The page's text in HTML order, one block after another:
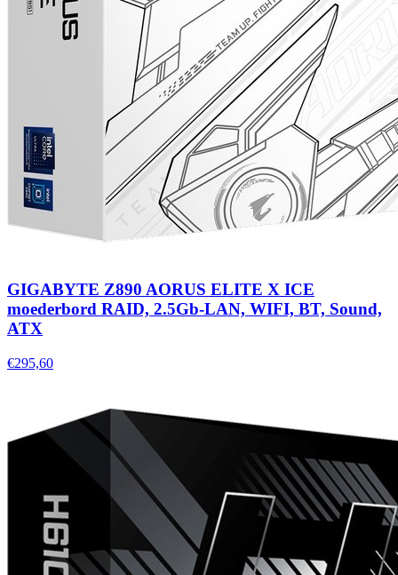
GIGABYTE Z890 AORUS ELITE X ICE
moederbord RAID, 2.5Gb-LAN, WIFI, BT, Sound,
ATX
€295,60